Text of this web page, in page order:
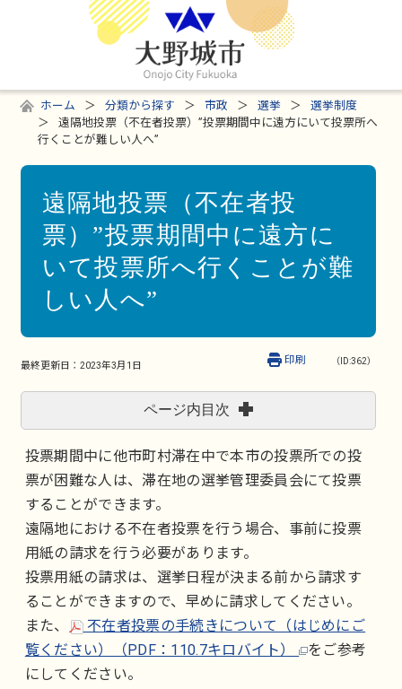
ホーム 分類から探す 市政 選挙
選挙制度
遠隔地投票（不在者投票）”投票期間中に遠方にいて投票所へ
行くことが難しい人へ”
遠隔地投票（不在者投
票）”投票期間中に遠方に
いて投票所へ行くことが難
しい人へ”
最終更新日： 2023年3月1日 （ID:362）
印刷
ページ内目次
投票期間中に他市町村滞在中で本市の投票所での投
票が困難な人は、滞在地の選挙管理委員会にて投票
することができます。
遠隔地における不在者投票を行う場合、事前に投票
用紙の請求を行う必要があります。
投票用紙の請求は、選挙日程が決まる前から請求す
ることができますので、早めに請求してください。
また、
不在者投票の手続きについて（はじめにご
覧ください）（PDF：110.7キロバイト） をご参考
にしてください。